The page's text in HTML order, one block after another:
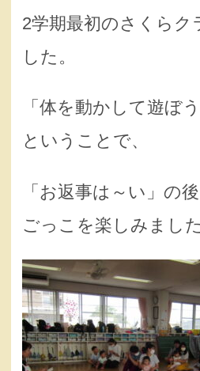
2学期最初のさくらク
した。
「体を動かして遊ぼ
ということで、
「お返事は～い」の
ごっこを楽しみました